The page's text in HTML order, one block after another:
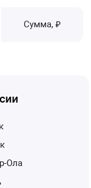
Сумма, ₽
Ола